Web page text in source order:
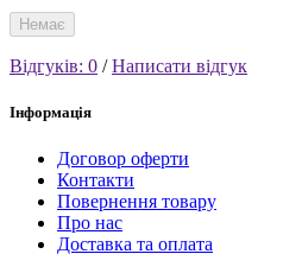
Немає
Відгуків: 0 /Написати відгук
Інформація
Договор оферти
Контакти
Повернення товару
Про нас
Доставка та оплата